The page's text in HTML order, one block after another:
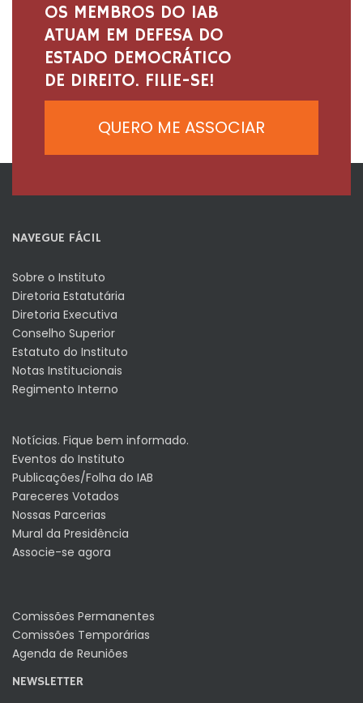
OS MEMBROS DO IAB
ATUAM EM DEFESA DO
ESTADO DEMOCRÁTICO
DE DIREITO. FILIE-SE!
QUERO ME ASSOCIAR
NAVEGUE FÁCIL
Sobre o Instituto
Diretoria Estatutária
Diretoria Executiva
Conselho Superior
Estatuto do Instituto
Notas Institucionais
Regimento Interno
Notícias. Fique bem informado.
Eventos do Instituto
Publicações/Folha do IAB
Pareceres Votados
Nossas Parcerias
Mural da Presidência
Associe-se agora
Comissões Permanentes
Comissões Temporárias
Agenda de Reuniões
NEWSLETTER